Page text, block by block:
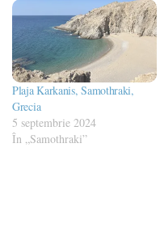
Plaja Karkanis, Samothraki,
Grecia
5 septembrie 2024
În „Samothraki”